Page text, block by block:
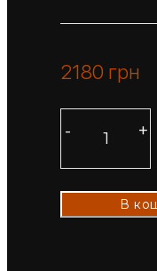
2180 грн
В